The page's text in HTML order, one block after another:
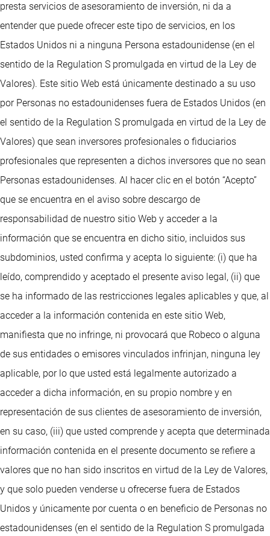
presta servicios de asesoramiento de inversión, ni da a
entender que puede ofrecer este tipo de servicios, en los
Estados Unidos ni a ninguna Persona estadounidense (en el
sentido de la Regulation S promulgada en virtud de la Ley de
Valores). Este sitio Web está únicamente destinado a su uso
por Personas no estadounidenses fuera de Estados Unidos (en
el sentido de la Regulation S promulgada en virtud de la Ley de
Valores) que sean inversores profesionales o fiduciarios
profesionales que representen a dichos inversores que no sean
Personas estadounidenses. Al hacer clic en el botón “Acepto”
que se encuentra en el aviso sobre descargo de
responsabilidad de nuestro sitio Web y acceder a la
información que se encuentra en dicho sitio, incluidos sus
subdominios, usted confirma y acepta lo siguiente: (i) que ha
leído, comprendido y aceptado el presente aviso legal, (ii) que
se ha informado de las restricciones legales aplicables y que, al
acceder a la información contenida en este sitio Web,
manifiesta que no infringe, ni provocará que Robeco o alguna
de sus entidades o emisores vinculados infrinjan, ninguna ley
aplicable, por lo que usted está legalmente autorizado a
acceder a dicha información, en su propio nombre y en
representación de sus clientes de asesoramiento de inversión,
en su caso, (iii) que usted comprende y acepta que determinada
información contenida en el presente documento se refiere a
valores que no han sido inscritos en virtud de la Ley de Valores,
y que solo pueden venderse u ofrecerse fuera de Estados
Unidos y únicamente por cuenta o en beneficio de Personas no
estadounidenses (en el sentido de la Regulation S promulgada